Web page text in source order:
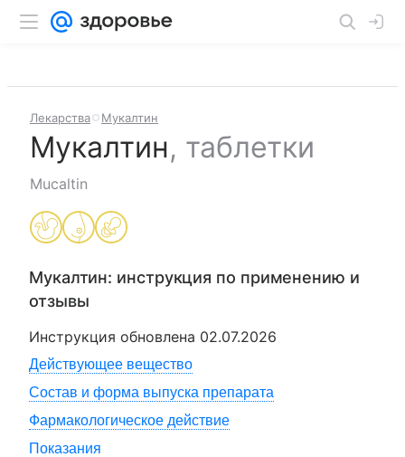
Лекарства Мукалтин
Мукалтин, таблетки
Mucaltin
Мукалтин: инструкция по применению и
отзывы
Инструкция обновлена 02.07.2026
Действующее вещество
Состав и форма выпуска препарата
Фармакологическое действие
Показания